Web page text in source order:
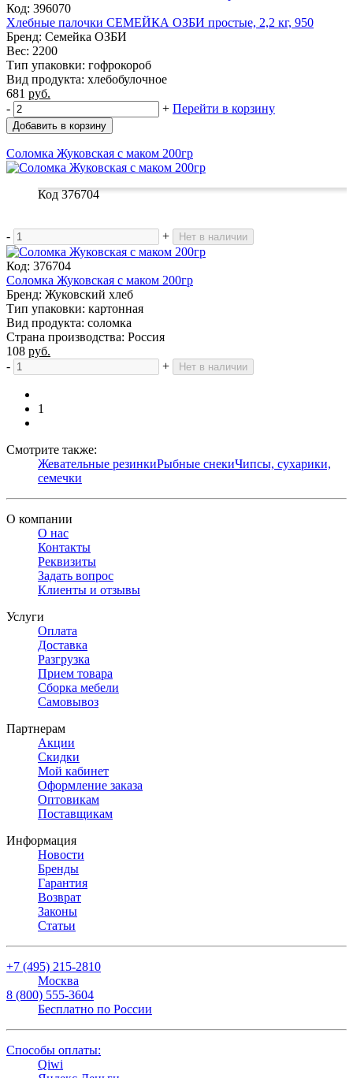
Код: 396070
Хлебные палочки СЕМЕЙКА ОЗБИ простые, 2,2 кг, 950
Бренд: Семейка ОЗБИ
Вес: 2200
Тип упаковки: гофрокороб
Вид продукта: хлебобулочное
681 руб.
-
+ Перейти в корзину
Добавить в корзину
Соломка Жуковская с маком 200гр
Код 376704
- + Нет в наличии
Код: 376704
Соломка Жуковская с маком 200гр
Бренд: Жуковский хлеб
Тип упаковки: картонная
Вид продукта: соломка
Страна производства: Россия
108 руб.
-
+ Нет в наличии
1
Смотрите также:
Жевательные резинкиРыбные снекиЧипсы, сухарики,
семечки
О компании
О нас
Контакты
Реквизиты
Задать вопрос
Клиенты и отзывы
Услуги
Оплата
Доставка
Разгрузка
Прием товара
Сборка мебели
Самовывоз
Партнерам
Акции
Скидки
Мой кабинет
Оформление заказа
Оптовикам
Поставщикам
Информация
Новости
Бренды
Гарантия
Возврат
Законы
Статьи
+7 (495) 215-2810
Москва
8 (800) 555-3604
Бесплатно по России
Способы оплаты:
Qiwi